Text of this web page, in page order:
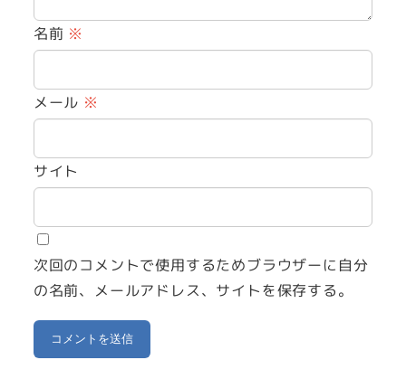
名前 ※
メール ※
サイト
次回のコメントで使用するためブラウザーに自分
の名前、メールアドレス、サイトを保存する。